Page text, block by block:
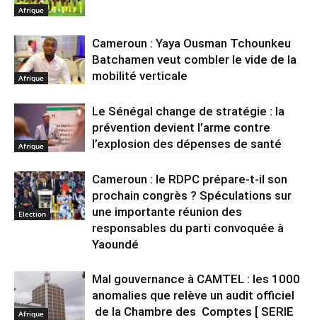
Afrique
Afrique
Cameroun : Yaya Ousman Tchounkeu
Batchamen veut combler le vide de la
mobilité verticale
Afrique
Le Sénégal change de stratégie : la
prévention devient l’arme contre
l’explosion des dépenses de santé
Election
Cameroun : le RDPC prépare-t-il son
prochain congrès ? Spéculations sur
une importante réunion des
responsables du parti convoquée à
Yaoundé
Afrique
Mal gouvernance à CAMTEL : les 1000
anomalies que relève un audit officiel
de la Chambre des Comptes [ SERIE